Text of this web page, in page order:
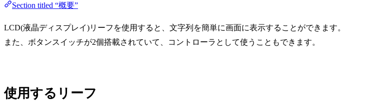
Section titled “概要”
LCD(液晶ディスプレイ)リーフを使用すると、文字列を簡単に画面に表示することができます。
また、ボタンスイッチが2個搭載されていて、コントローラとして使うこともできます。
使用するリーフ